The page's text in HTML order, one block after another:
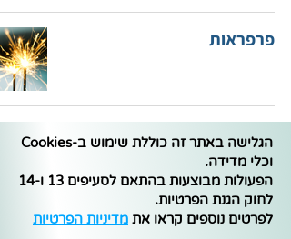
פרפראות
הגלישה באתר זה כוללת שימוש ב-Cookies
וכלי מדידה.
הפעולות מבוצעות בהתאם לסעיפים 13 ו-14
לחוק הגנת הפרטיות.
לפרטים נוספים קראו את מדיניות הפרטיות